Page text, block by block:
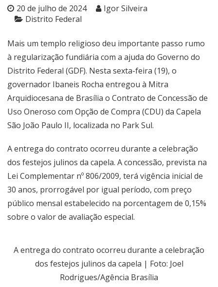
20 de julho de 2024
Igor Silveira
Distrito Federal
Mais um templo religioso deu importante passo rumo
à regularização fundiária com a ajuda do Governo do
Distrito Federal (GDF). Nesta sexta-feira (19), o
governador Ibaneis Rocha entregou à Mitra
Arquidiocesana de Brasília o Contrato de Concessão de
Uso Oneroso com Opção de Compra (CDU) da Capela
São João Paulo II, localizada no Park Sul.
A entrega do contrato ocorreu durante a celebração
dos festejos julinos da capela. A concessão, prevista na
Lei Complementar nº 806/2009, terá vigência inicial de
30 anos, prorrogável por igual período, com preço
público mensal estabelecido na porcentagem de 0,15%
sobre o valor de avaliação especial.
A entrega do contrato ocorreu durante a celebração
dos festejos julinos da capela | Foto: Joel
Rodrigues/Agência Brasília